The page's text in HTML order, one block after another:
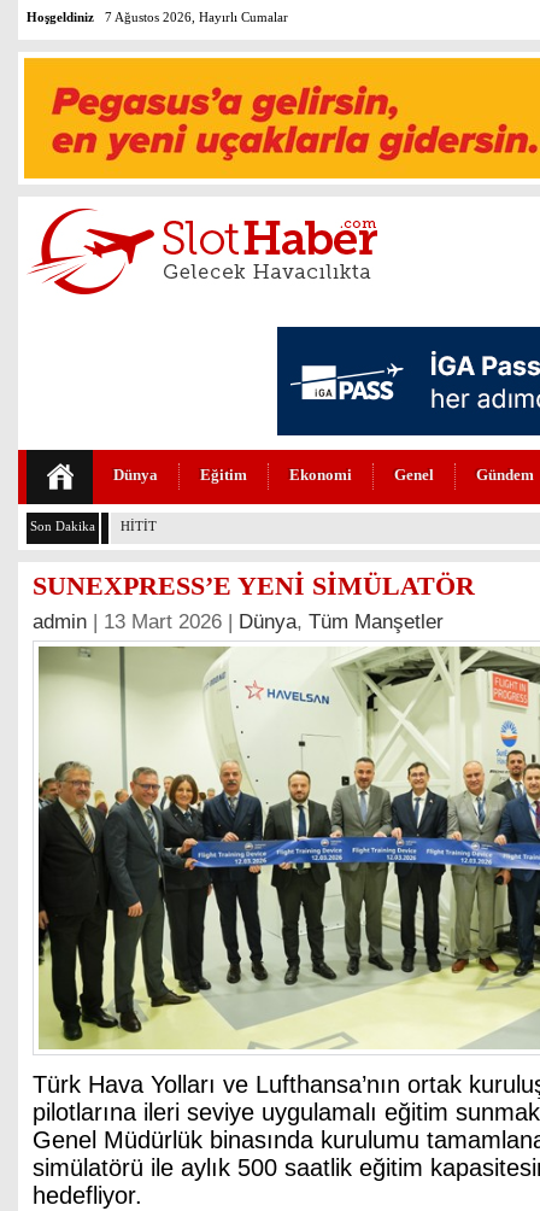
Hoşgeldiniz 7 Ağustos 2026, Hayırlı Cumalar
Dünya Eğitim Ekonomi Genel Gündem
Son Dakika HİTİT’TEN YENİ YATIRIM HEDEFLERİ (VİDEO)
SUNEXPRESS’E YENİ SİMÜLATÖR
admin | 13 Mart 2026 | Dünya, Tüm Manşetler
Türk Hava Yolları ve Lufthansa’nın ortak
pilotlarına ileri seviye uygulamalı eğitim
Genel Müdürlük binasında kurulumu
simülatörü ile aylık 500 saatlik eğitim
hedefliyor.